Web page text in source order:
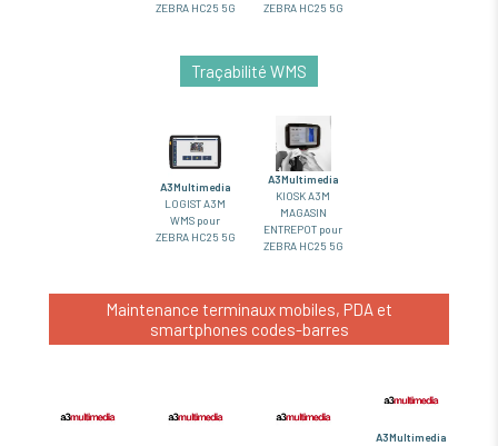
ZEBRA HC25 5G
ZEBRA HC25 5G
Traçabilité WMS
A3Multimedia
LOGIST A3M
WMS pour
ZEBRA HC25 5G
A3Multimedia
KIOSK A3M
MAGASIN
ENTREPOT pour
ZEBRA HC25 5G
Maintenance terminaux mobiles, PDA et
smartphones codes-barres
A3Multimedia